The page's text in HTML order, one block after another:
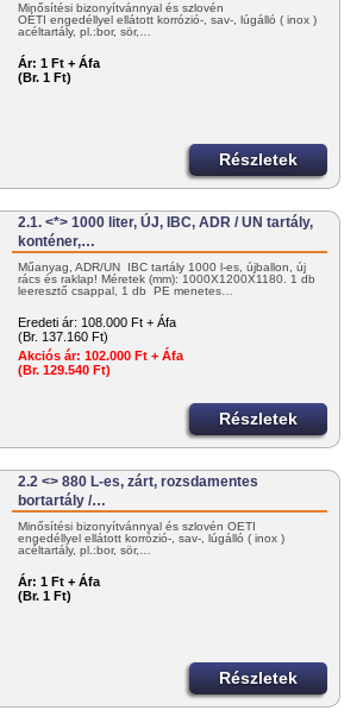
Minősítési bizonyítvánnyal és szlovén
OÉTI engedéllyel ellátott korrózió-, sav-, lúgálló ( inox )
acéltartály, pl.:bor, sör,…
Ár: 1 Ft + Áfa
(Br. 1 Ft)
Részletek
2.1. <*> 1000 liter, ÚJ, IBC, ADR / UN tartály,
konténer,…
Műanyag, ADR/UN IBC tartály 1000 l-es, újballon, új
rács és raklap! Méretek (mm): 1000X1200X1180. 1 db
leeresztő csappal, 1 db PE menetes…
Eredeti ár: 108.000 Ft + Áfa
(Br. 137.160 Ft)
Akciós ár: 102.000 Ft + Áfa
(Br. 129.540 Ft)
Részletek
2.2 <> 880 L-es, zárt, rozsdamentes
bortartály /…
Minősítési bizonyítvánnyal és szlovén OÉTI
engedéllyel ellátott korrózió-, sav-, lúgálló ( inox )
acéltartály, pl.:bor, sör,…
Ár: 1 Ft + Áfa
(Br. 1 Ft)
Részletek